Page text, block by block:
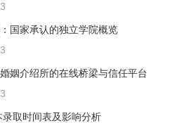
国家承认的独立学院概览
姻介绍所的在线桥梁与信任平台
取时间表及影响分析